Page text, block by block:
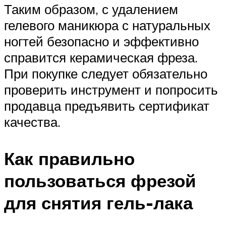
Таким образом, с удалением
гелевого маникюра с натуральных
ногтей безопасно и эффективно
справится керамическая фреза.
При покупке следует обязательно
проверить инструмент и попросить
продавца предъявить сертификат
качества.
Как правильно
пользоваться фрезой
для снятия гель-лака